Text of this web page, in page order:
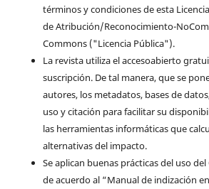
términos y condiciones de esta
de Atribución/Reconocimiento-
Commons ("Licencia Pública").
La revista utiliza el accesoabierto
suscripción. De tal manera, que se
autores, los metadatos, bases de
uso y citación para facilitar su
las herramientas informáticas que
alternativas del impacto.
Se aplican buenas prácticas del uso
de acuerdo al “Manual de indización